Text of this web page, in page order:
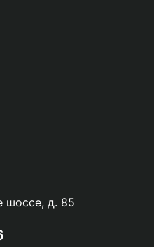
шоссе, д. 85